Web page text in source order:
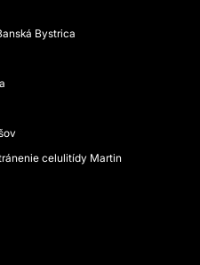
Bystrica
celulitídy Martin